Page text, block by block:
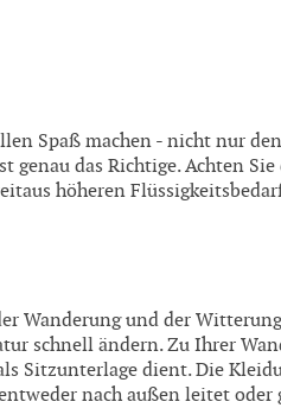
Spaß machen - nicht nur
genau das Richtige. Achten
höheren
Wanderung und der
schnell ändern. Zu Ihrer
Sitzunterlage dient. Die
nach außen leitet